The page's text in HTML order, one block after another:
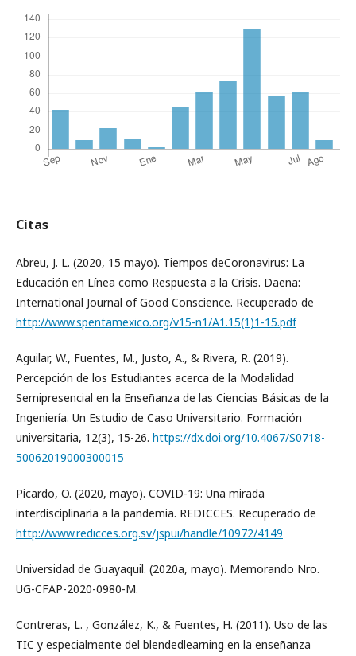
Citas
Abreu, J. L. (2020, 15 mayo). Tiempos deCoronavirus: La
Educación en Línea como Respuesta a la Crisis. Daena:
International Journal of Good Conscience. Recuperado de
http://www.spentamexico.org/v15-n1/A1.15(1)1-15.pdf
Aguilar, W., Fuentes, M., Justo, A., & Rivera, R. (2019).
Percepción de los Estudiantes acerca de la Modalidad
Semipresencial en la Enseñanza de las Ciencias Básicas de la
Ingeniería. Un Estudio de Caso Universitario. Formación
universitaria, 12(3), 15-26. https://dx.doi.org/10.4067/S0718-
50062019000300015
Picardo, O. (2020, mayo). COVID-19: Una mirada
interdisciplinaria a la pandemia. REDICCES. Recuperado de
http://www.redicces.org.sv/jspui/handle/10972/4149
Universidad de Guayaquil. (2020a, mayo). Memorando Nro.
UG-CFAP-2020-0980-M.
Contreras, L. , González, K., & Fuentes, H. (2011). Uso de las
TIC y especialmente del blendedlearning en la enseñanza